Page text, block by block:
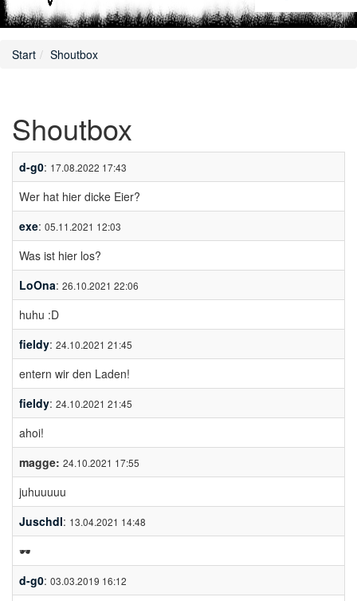
Start Shoutbox
Shoutbox
d-g0: 17.08.2022 17:43
Wer hat hier dicke Eier?
exe: 05.11.2021 12:03
Was ist hier los?
LoOna: 26.10.2021 22:06
huhu :D
fieldy: 24.10.2021 21:45
entern wir den Laden!
fieldy: 24.10.2021 21:45
ahoi!
magge: 24.10.2021 17:55
juhuuuuu
Juschdl: 13.04.2021 14:48
🕶️
d-g0: 03.03.2019 16:12